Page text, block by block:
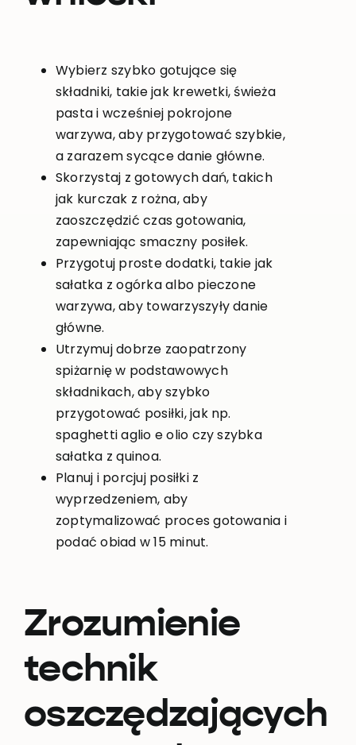
Wybierz szybko gotujące się
składniki, takie jak krewetki, świeża
pasta i wcześniej pokrojone
warzywa, aby przygotować szybkie,
a zarazem sycące danie główne.
Skorzystaj z gotowych dań, takich
jak kurczak z rożna, aby
zaoszczędzić czas gotowania,
zapewniając smaczny posiłek.
Przygotuj proste dodatki, takie jak
sałatka z ogórka albo pieczone
warzywa, aby towarzyszyły danie
główne.
Utrzymuj dobrze zaopatrzony
spiżarnię w podstawowych
składnikach, aby szybko
przygotować posiłki, jak np.
spaghetti aglio e olio czy szybka
sałatka z quinoa.
Planuj i porcjuj posiłki z
wyprzedzeniem, aby
zoptymalizować proces gotowania i
podać obiad w 15 minut.
Zrozumienie
technik
oszczędzających